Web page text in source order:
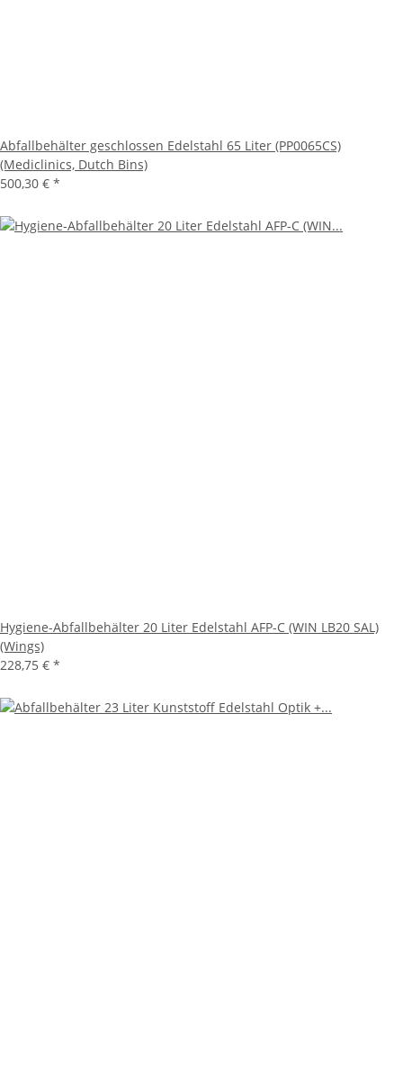
Abfallbehälter geschlossen Edelstahl 65 Liter (PP0065CS)
(Mediclinics, Dutch Bins)
500,30 € *
Hygiene-Abfallbehälter 20 Liter Edelstahl AFP-C (WIN LB20 SAL)
(Wings)
228,75 € *